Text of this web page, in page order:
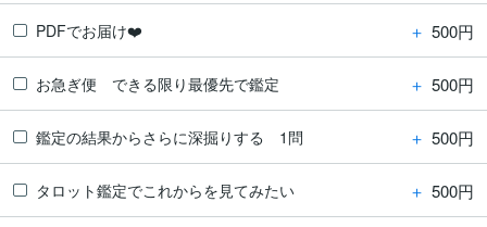
PDFでお届け❤️ ＋ 500円
お急ぎ便 できる限り最優先で鑑定 ＋ 500円
鑑定の結果からさらに深掘りする 1問 ＋ 500円
タロット鑑定でこれからを見てみたい ＋ 500円